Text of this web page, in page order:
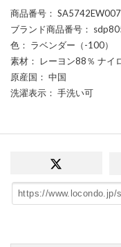
商品番号 ：
ブランド商品番号 ：
色 ： ラベンダー（-100）
素材 ： レーヨン88％ ナイ
原産国 ： 中国
洗濯表示 ： 手洗い可